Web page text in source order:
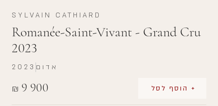
SYLVAIN CATHIARD
Romanée-Saint-Vivant - Grand Cru
2023
₪ 9 900 + הוסף לסל
2023 אדום